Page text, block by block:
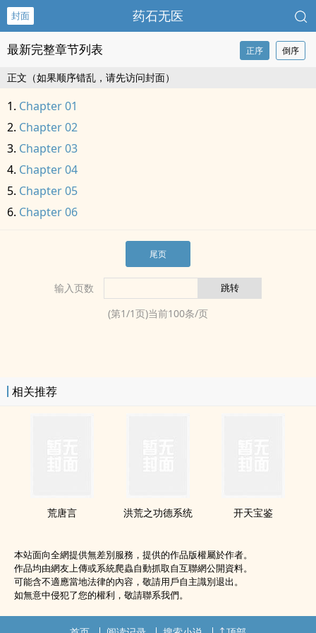
封面 药石无医
最新完整章节列表 正序 倒序
正文（如果顺序错乱，请先访问封面）
Chapter 01
Chapter 02
Chapter 03
Chapter 04
Chapter 05
Chapter 06
尾页
输入页数
(第1/1页)当前100条/页
相关推荐
荒唐言 洪荒之功德系统 开天宝鉴
本站面向全網提供無差別服務，提供的作品版權屬於作者。
作品均由網友上傳或系統爬蟲自動抓取自互聯網公開資料。
可能含不適應當地法律的內容，敬請用戶自主識別退出。
如無意中侵犯了您的權利，敬請聯系我們。